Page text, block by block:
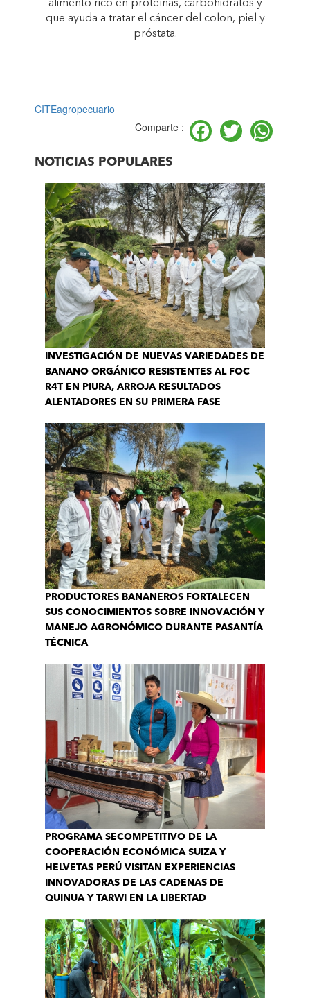
alimento rico en proteínas, carbohidratos y
que ayuda a tratar el cáncer del colon, piel y
próstata.
CITEagropecuario
Comparte :
Facebook
Twitter
NOTICIAS POPULARES
INVESTIGACIÓN DE NUEVAS VARIEDADES DE
BANANO ORGÁNICO RESISTENTES AL FOC
R4T EN PIURA, ARROJA RESULTADOS
ALENTADORES EN SU PRIMERA FASE
PRODUCTORES BANANEROS FORTALECEN
SUS CONOCIMIENTOS SOBRE INNOVACIÓN Y
MANEJO AGRONÓMICO DURANTE PASANTÍA
TÉCNICA
PROGRAMA SECOMPETITIVO DE LA
COOPERACIÓN ECONÓMICA SUIZA Y
HELVETAS PERÚ VISITAN EXPERIENCIAS
INNOVADORAS DE LAS CADENAS DE
QUINUA Y TARWI EN LA LIBERTAD